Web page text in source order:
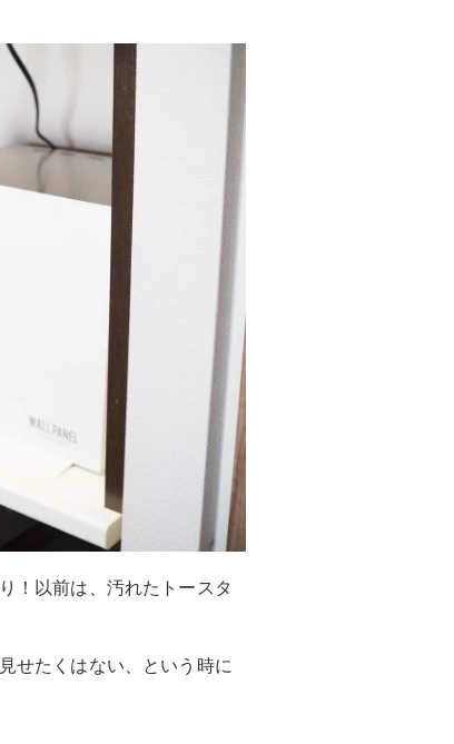
！以前は、汚れたトースタ
せたくはない、という時に